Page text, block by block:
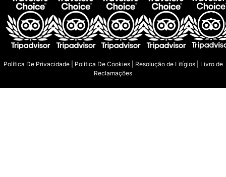
Política De Privacidade| Política De Cookies| Resolução de Litígios| Livro de
Reclamações